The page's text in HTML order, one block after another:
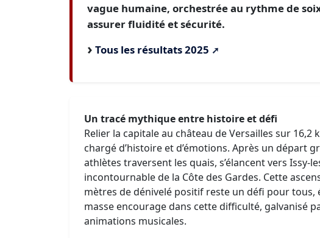
vague humaine, orchestrée au rythme de
assurer fluidité et sécurité.
Tous les résultats 2025
Un tracé mythique entre histoire et défi
Relier la capitale au château de Versailles sur
chargé d’histoire et d’émotions. Après un départ
athlètes traversent les quais, s’élancent vers
incontournable de la Côte des Gardes. Cette
mètres de dénivelé positif reste un défi pour tous,
masse encourage dans cette difficulté, galvanisé
animations musicales.